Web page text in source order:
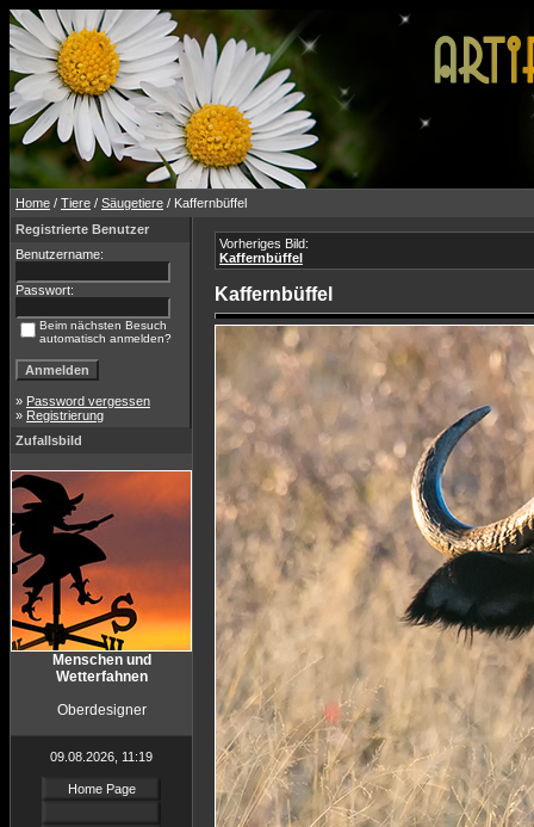
Home / Tiere / Säugetiere / Kaffernbüffel
Registrierte Benutzer
Benutzername:
Passwort:
Beim nächsten Besuch
automatisch anmelden?
» Password vergessen
» Registrierung
Zufallsbild
Menschen und
Wetterfahnen
Oberdesigner
09.08.2026, 11:19
Home Page
Vorheriges Bild:
Kaffernbüffel
Kaffernbüffel